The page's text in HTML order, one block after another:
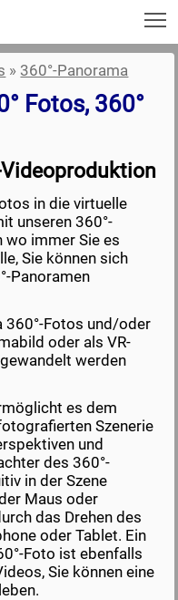
» 360°-Panorama
Fotos, 360°
in die virtuelle
unseren 360°-
wo immer Sie es
Sie können sich
Panoramen
360°-Fotos und/oder
oder als VR-
werden
es dem
Szenerie
und
des 360°-
in der Szene
Maus oder
das Drehen des
oder Tablet. Ein
Foto ist ebenfalls
Sie können eine